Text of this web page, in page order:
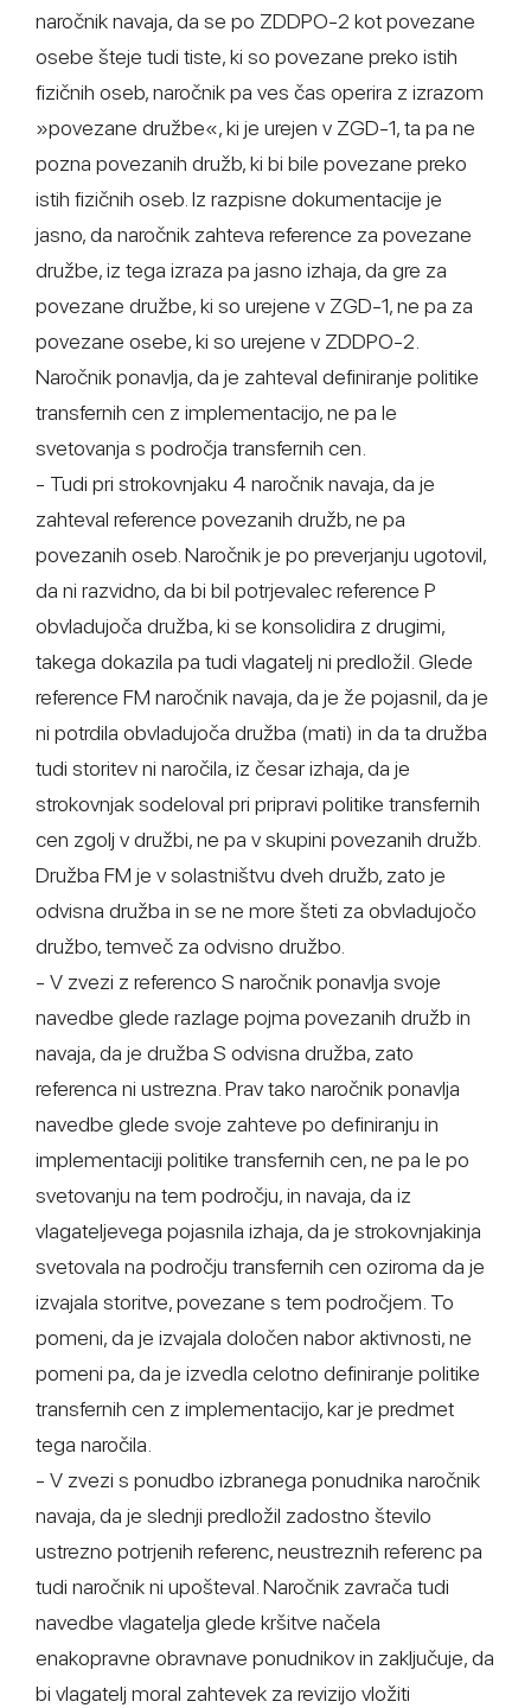
naročnik navaja, da se po ZDDPO-2 kot povezane
osebe šteje tudi tiste, ki so povezane preko istih
fizičnih oseb, naročnik pa ves čas operira z izrazom
»povezane družbe«, ki je urejen v ZGD-1, ta pa ne
pozna povezanih družb, ki bi bile povezane preko
istih fizičnih oseb. Iz razpisne dokumentacije je
jasno, da naročnik zahteva reference za povezane
družbe, iz tega izraza pa jasno izhaja, da gre za
povezane družbe, ki so urejene v ZGD-1, ne pa za
povezane osebe, ki so urejene v ZDDPO-2.
Naročnik ponavlja, da je zahteval definiranje politike
transfernih cen z implementacijo, ne pa le
svetovanja s področja transfernih cen.
- Tudi pri strokovnjaku 4 naročnik navaja, da je
zahteval reference povezanih družb, ne pa
povezanih oseb. Naročnik je po preverjanju ugotovil,
da ni razvidno, da bi bil potrjevalec reference P
obvladujoča družba, ki se konsolidira z drugimi,
takega dokazila pa tudi vlagatelj ni predložil. Glede
reference FM naročnik navaja, da je že pojasnil, da je
ni potrdila obvladujoča družba (mati) in da ta družba
tudi storitev ni naročila, iz česar izhaja, da je
strokovnjak sodeloval pri pripravi politike transfernih
cen zgolj v družbi, ne pa v skupini povezanih družb.
Družba FM je v solastništvu dveh družb, zato je
odvisna družba in se ne more šteti za obvladujočo
družbo, temveč za odvisno družbo.
- V zvezi z referenco S naročnik ponavlja svoje
navedbe glede razlage pojma povezanih družb in
navaja, da je družba S odvisna družba, zato
referenca ni ustrezna. Prav tako naročnik ponavlja
navedbe glede svoje zahteve po definiranju in
implementaciji politike transfernih cen, ne pa le po
svetovanju na tem področju, in navaja, da iz
vlagateljevega pojasnila izhaja, da je strokovnjakinja
svetovala na področju transfernih cen oziroma da je
izvajala storitve, povezane s tem področjem. To
pomeni, da je izvajala določen nabor aktivnosti, ne
pomeni pa, da je izvedla celotno definiranje politike
transfernih cen z implementacijo, kar je predmet
tega naročila.
- V zvezi s ponudbo izbranega ponudnika naročnik
navaja, da je slednji predložil zadostno število
ustrezno potrjenih referenc, neustreznih referenc pa
tudi naročnik ni upošteval. Naročnik zavrača tudi
navedbe vlagatelja glede kršitve načela
enakopravne obravnave ponudnikov in zaključuje, da
bi vlagatelj moral zahtevek za revizijo vložiti